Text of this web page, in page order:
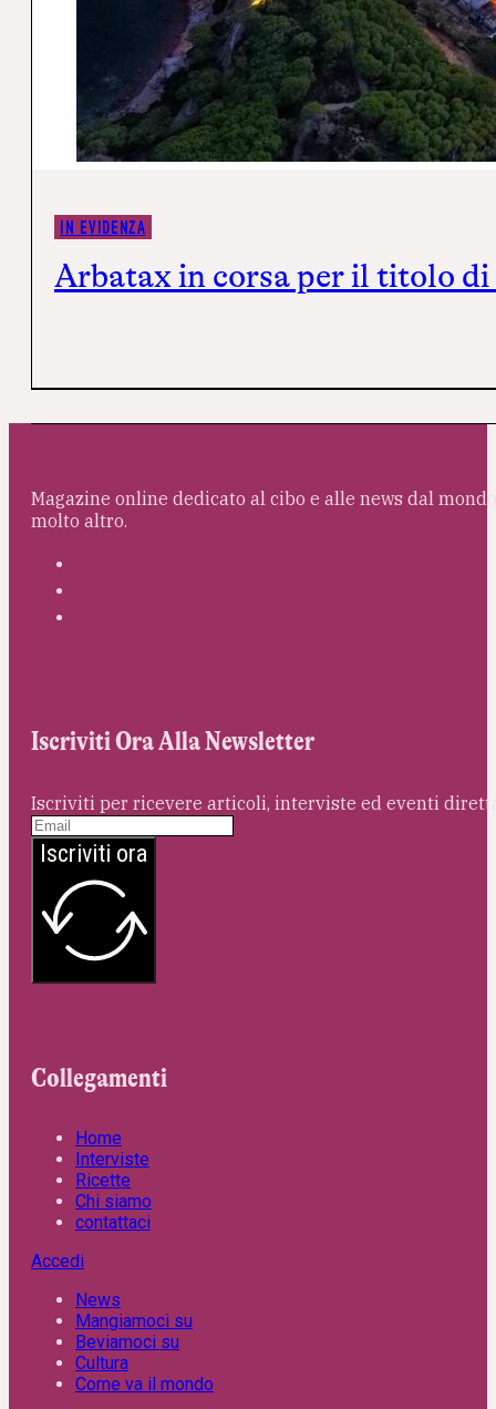
IN EVIDENZA
Arbatax in corsa per il titolo di
Magazine online dedicato al cibo e alle news dal
molto altro.
Iscriviti Ora Alla Newsletter
Iscriviti per ricevere articoli, interviste ed eventi
Iscriviti ora
Collegamenti
Home
Interviste
Ricette
Chi siamo
contattaci
Accedi
News
Mangiamoci su
Beviamoci su
Cultura
Come va il mondo